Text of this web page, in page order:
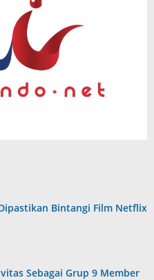
Bintangi Film Netflix
Sebagai Grup 9 Member